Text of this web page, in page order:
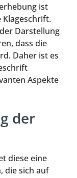
ist
Darstellung
dass die
Daher ist es
Aspekte
der
diese eine
die sich auf